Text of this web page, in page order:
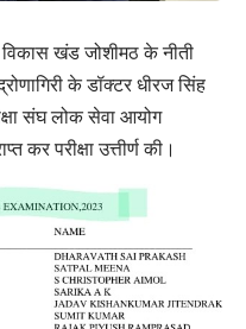
खंड जोशीमठ के नीती
के डॉक्टर धीरज सिंह
संघ लोक सेवा आयोग
कर परीक्षा उत्तीर्ण की।